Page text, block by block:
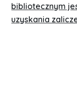
bibliotecznym
uzyskania